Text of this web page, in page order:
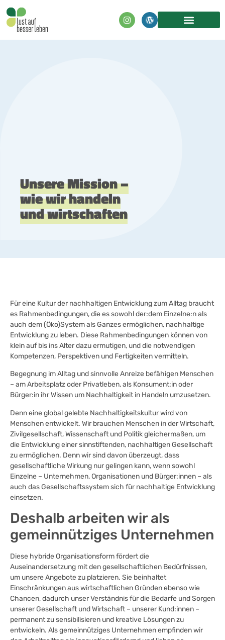
springen
Unsere Mission –
wie wir handeln
und wirtschaften
Für eine Kultur der nachhaltigen Entwicklung zum Alltag braucht
es Rahmenbedingungen, die es sowohl der:dem Einzelne:n als
auch dem (Öko)System als Ganzes ermöglichen, nachhaltige
Entwicklung zu leben. Diese Rahmenbedingungen können von
klein auf bis ins Alter dazu ermutigen, und die notwendigen
Kompetenzen, Perspektiven und Fertigkeiten vermitteln.
Begegnung im Alltag und sinnvolle Anreize befähigen Menschen
– am Arbeitsplatz oder Privatleben, als Konsument:in oder
Bürger:in ihr Wissen um Nachhaltigkeit in Handeln umzusetzen.
Denn eine global gelebte Nachhaltigkeitskultur wird von
Menschen entwickelt. Wir brauchen Menschen in der Wirtschaft,
Zivilgesellschaft, Wissenschaft und Politik gleichermaßen, um
die Entwicklung einer sinnstiftenden, nachhaltigen Gesellschaft
zu ermöglichen. Denn wir sind davon überzeugt, dass
gesellschaftliche Wirkung nur gelingen kann, wenn sowohl
Einzelne – Unternehmen, Organisationen und Bürger:innen – als
auch das Gesellschaftssystem sich für nachhaltige Entwicklung
einsetzen.
Deshalb arbeiten wir als
gemeinnütziges Unternehmen
Diese hybride Organisationsform fördert die
Auseinandersetzung mit den gesellschaftlichen Bedürfnissen,
um unsere Angebote zu platzieren. Sie beinhaltet
Einschränkungen aus wirtschaftlichen Gründen ebenso wie
Chancen, dadurch unser Verständnis für die Bedarfe und Sorgen
unserer Gesellschaft und Wirtschaft – unserer Kund:innen –
permanent zu sensibilisieren und kreative Lösungen zu
entwickeln. Als gemeinnütziges Unternehmen empfinden wir